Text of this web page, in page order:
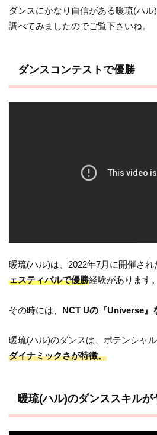
ダンスにかなり自信がある暖琉(ハ
調べてみましたのでご覧下さいね。
ダンスコンテストで優勝
暖琉(ハル)は、2022年7月に開催され
ェスティバルで優勝経験があります。
その時には、 NCT Uの『Universe』
暖琉(ハル)のダンスは、ポテンシャ
ダイナミックさが特徴。
暖琉(ハル)のダンススキルが